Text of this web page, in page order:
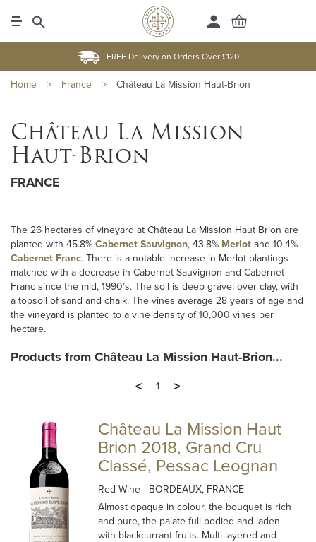
FREE Delivery on Orders Over £120
Home > France > Château La Mission Haut-Brion
Château La Mission
Haut-Brion
FRANCE
The 26 hectares of vineyard at Château La Mission Haut Brion are
planted with 45.8% Cabernet Sauvignon, 43.8% Merlot and 10.4%
Cabernet Franc. There is a notable increase in Merlot plantings
matched with a decrease in Cabernet Sauvignon and Cabernet
Franc since the mid, 1990’s. The soil is deep gravel over clay, with
a topsoil of sand and chalk. The vines average 28 years of age and
the vineyard is planted to a vine density of 10,000 vines per
hectare.
Products from Château La Mission Haut-Brion...
<
1 >
Château La Mission Haut
Brion 2018, Grand Cru
Classé, Pessac Leognan
Red Wine- BORDEAUX, FRANCE
Almost opaque in colour, the bouquet is rich
and pure, the palate full bodied and laden
with blackcurrant fruits. Multi layered and